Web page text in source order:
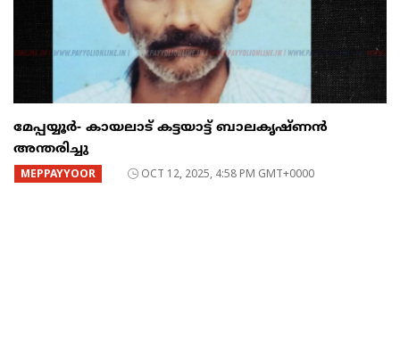
മേപ്പയ്യൂർ- കായലാട് കട്ടയാട്ട് ബാലകൃഷ്ണൻ
അന്തരിച്ചു
MEPPAYYOOR OCT 12, 2025, 4:58 PM GMT+0000